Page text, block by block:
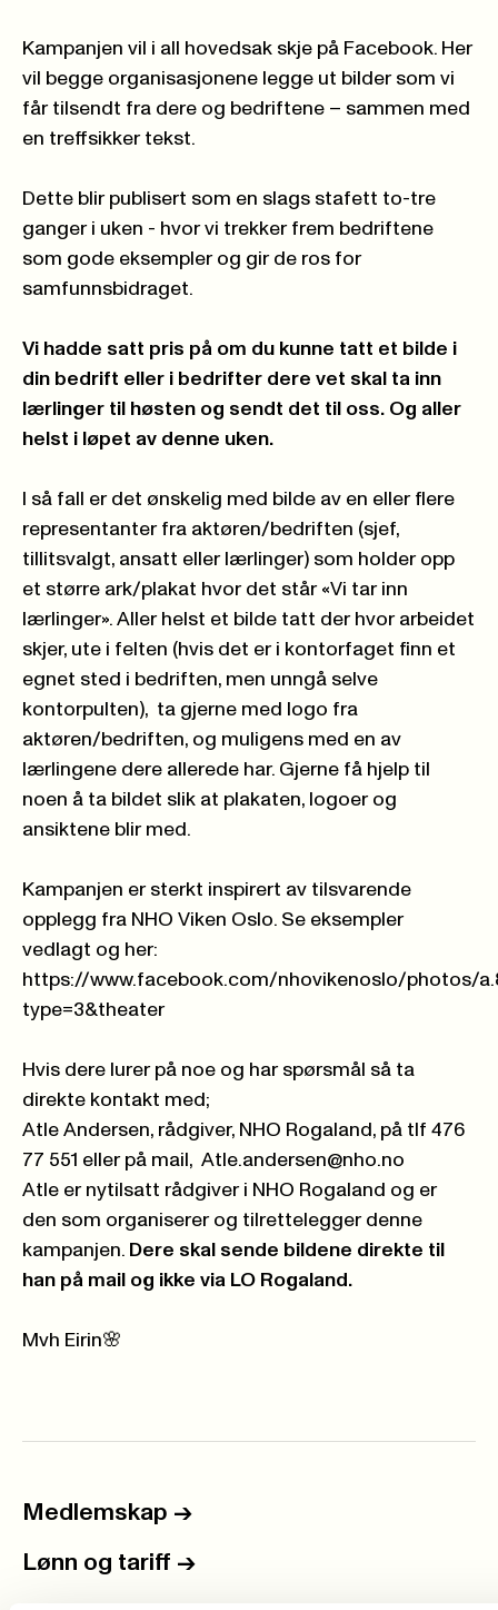
Kampanjen vil i all hovedsak skje på Facebook. Her
vil begge organisasjonene legge ut bilder som vi
får tilsendt fra dere og bedriftene – sammen med
en treffsikker tekst.
Dette blir publisert som en slags stafett to-tre
ganger i uken - hvor vi trekker frem bedriftene
som gode eksempler og gir de ros for
samfunnsbidraget.
Vi hadde satt pris på om du kunne tatt et bilde i
din bedrift eller i bedrifter dere vet skal ta inn
lærlinger til høsten og sendt det til oss. Og aller
helst i løpet av denne uken.
I så fall er det ønskelig med bilde av en eller flere
representanter fra aktøren/bedriften (sjef,
tillitsvalgt, ansatt eller lærlinger) som holder opp
et større ark/plakat hvor det står «Vi tar inn
lærlinger». Aller helst et bilde tatt der hvor arbeidet
skjer, ute i felten (hvis det er i kontorfaget finn et
egnet sted i bedriften, men unngå selve
kontorpulten), ta gjerne med logo fra
aktøren/bedriften, og muligens med en av
lærlingene dere allerede har. Gjerne få hjelp til
noen å ta bildet slik at plakaten, logoer og
ansiktene blir med.
Kampanjen er sterkt inspirert av tilsvarende
opplegg fra NHO Viken Oslo. Se eksempler
vedlagt og her:
https://www.facebook.com/nhovikenoslo/photos/
type=3&theater
Hvis dere lurer på noe og har spørsmål så ta
direkte kontakt med;
Atle Andersen, rådgiver, NHO Rogaland, på tlf 476
77 551 eller på mail, Atle.andersen@nho.no
Atle er nytilsatt rådgiver i NHO Rogaland og er
den som organiserer og tilrettelegger denne
kampanjen. Dere skal sende bildene direkte til
han på mail og ikke via LO Rogaland.
Mvh Eirin🌸
Medlemskap ->
Lønn og tariff ->